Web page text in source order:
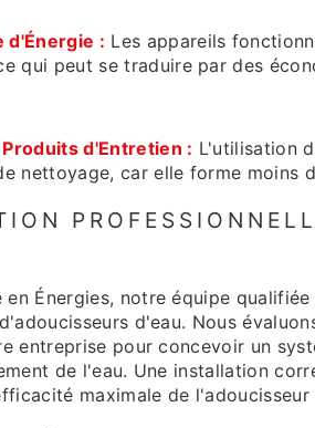
d'Énergie : Les appareils
qui peut se traduire par des
d'Entretien : L'utilisation
nettoyage, car elle forme moins
en Énergies, notre équipe
d'eau. Nous
entreprise pour concevoir un
de l'eau. Une installation
maximale de l'adoucisseur